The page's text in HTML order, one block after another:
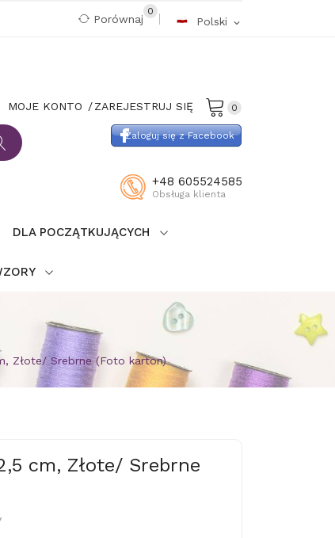
Polski expand_more
Porównaj
0
0
MOJE KONTO ZAREJESTRUJ SIĘ
+48 605524585
Obsługa klienta
Zaloguj się z Facebook
DLA POCZĄTKUJĄCYCH
Złote/ Srebrne (Foto karton)
cm, Złote/ Srebrne